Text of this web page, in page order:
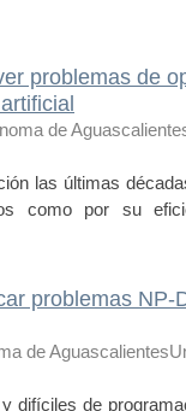
problemas de
de
las últimas
como por su
problemas NP-
de
difíciles de